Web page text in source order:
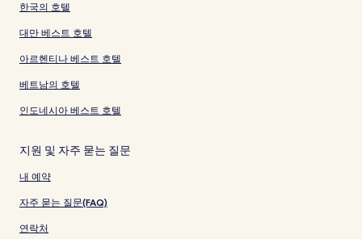
한국의 호텔
대만 베스트 호텔
아르헨티나 베스트 호텔
베트남의 호텔
인도네시아 베스트 호텔
지원 및 자주 묻는 질문
내 예약
자주 묻는 질문(FAQ)
연락처